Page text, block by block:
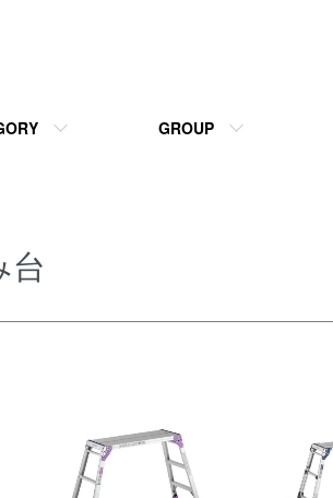
GROUP
台